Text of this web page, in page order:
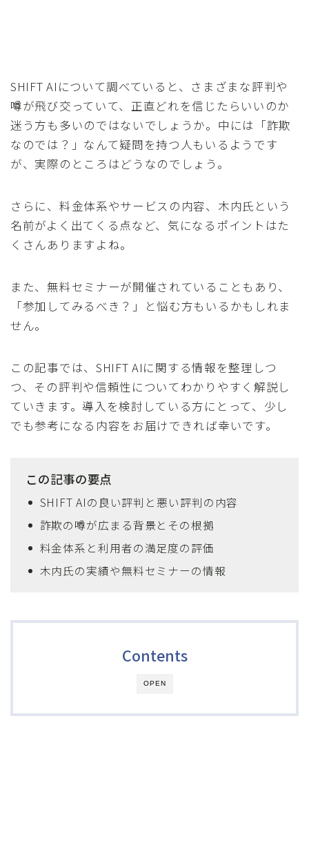
SHIFT AIについて調べていると、さまざまな評判や
噂が飛び交っていて、正直どれを信じたらいいのか
迷う方も多いのではないでしょうか。中には「詐欺
なのでは？」なんて疑問を持つ人もいるようです
が、実際のところはどうなのでしょう。
さらに、料金体系やサービスの内容、木内氏という
名前がよく出てくる点など、気になるポイントはた
くさんありますよね。
また、無料セミナーが開催されていることもあり、
「参加してみるべき？」と悩む方もいるかもしれま
せん。
この記事では、SHIFT AIに関する情報を整理しつ
つ、その評判や信頼性についてわかりやすく解説し
ていきます。導入を検討している方にとって、少し
でも参考になる内容をお届けできれば幸いです。
この記事の要点
SHIFT AIの良い評判と悪い評判の内容
詐欺の噂が広まる背景とその根拠
料金体系と利用者の満足度の評価
木内氏の実績や無料セミナーの情報
OPEN
Contents